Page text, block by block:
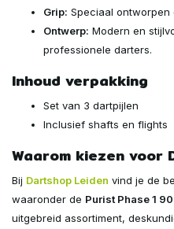
Grip: Speciaal
Ontwerp: Modern en
professionele darters.
Inhoud verpakking
Set van 3 dartpijlen
Inclusief shafts en flights
Waarom kiezen voor
Bij Dartshop Leiden vind je de
waaronder de Purist Phase 1
uitgebreid assortiment,